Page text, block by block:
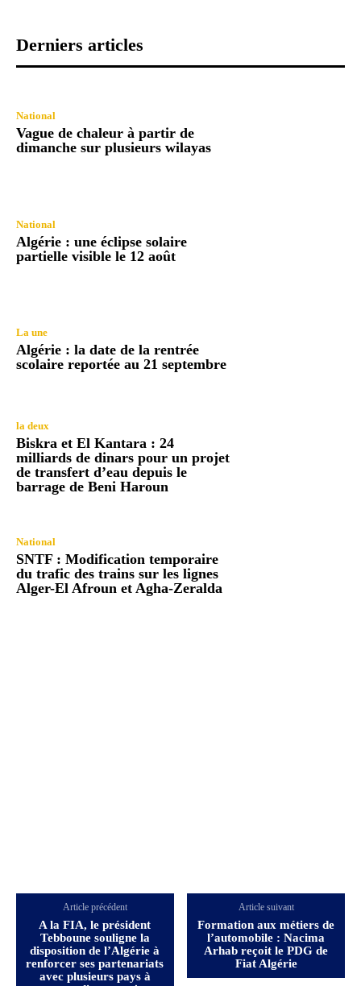
Derniers articles
National
Vague de chaleur à partir de
dimanche sur plusieurs wilayas
National
Algérie : une éclipse solaire
partielle visible le 12 août
La une
Algérie : la date de la rentrée
scolaire reportée au 21 septembre
la deux
Biskra et El Kantara : 24
milliards de dinars pour un projet
de transfert d’eau depuis le
barrage de Beni Haroun
National
SNTF : Modification temporaire
du trafic des trains sur les lignes
Alger-El Afroun et Agha-Zeralda
Article précédent
A la FIA, le président
Tebboune souligne la
disposition de l’Algérie à
renforcer ses partenariats
avec plusieurs pays à
Article suivant
Formation aux métiers de
l’automobile : Nacima
Arhab reçoit le PDG de
Fiat Algérie